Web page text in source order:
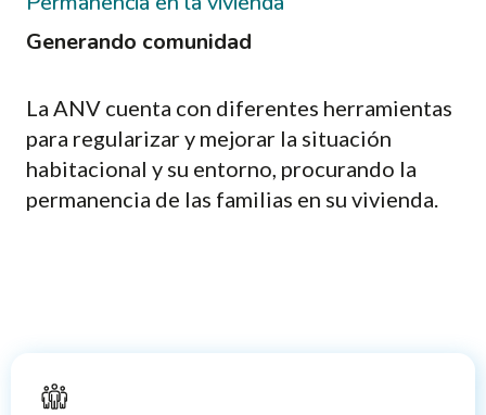
Generando comunidad
La ANV cuenta con diferentes herramientas
para regularizar y mejorar la situación
habitacional y su entorno, procurando la
permanencia de las familias en su vivienda.